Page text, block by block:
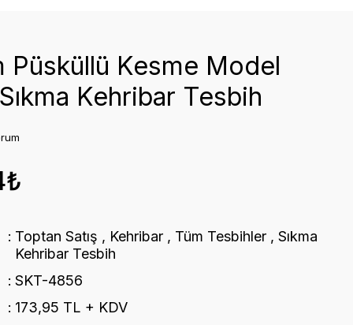
Püsküllü Kesme Model
Kehribar Tesbih
Toptan Satış , Kehribar , Tüm Tesbihler , Sıkma
Kehribar Tesbih
SKT-4856
173,95 TL + KDV